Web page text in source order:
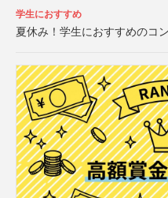
学生におすすめ
夏休み！学生におすすめのコ